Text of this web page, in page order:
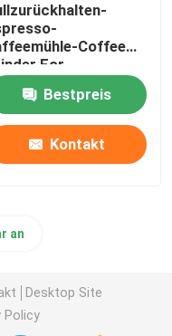
Coffee
For-
Bestpreis
Kontakt
an
Desktop Site
Policy